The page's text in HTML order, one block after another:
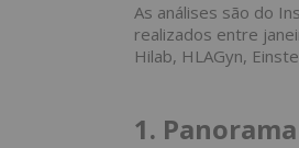
As análises são do
realizados entre
Hilab, HLAGyn,
1.